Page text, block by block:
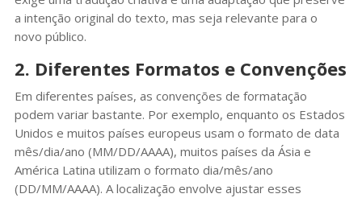
a intenção original do texto, mas seja relevante para o
novo público.
2. Diferentes Formatos e Convenções
Em diferentes países, as convenções de formatação
podem variar bastante. Por exemplo, enquanto os Estados
Unidos e muitos países europeus usam o formato de data
mês/dia/ano (MM/DD/AAAA), muitos países da Ásia e
América Latina utilizam o formato dia/mês/ano
(DD/MM/AAAA). A localização envolve ajustar esses